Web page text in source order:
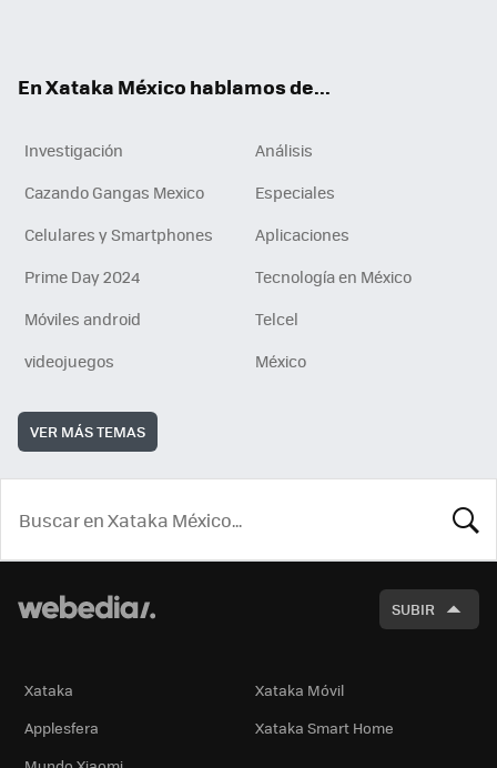
En Xataka México hablamos de...
Investigación
Análisis
Cazando Gangas Mexico
Especiales
Celulares y Smartphones
Aplicaciones
Prime Day 2024
Tecnología en México
Móviles android
Telcel
videojuegos
México
VER MÁS TEMAS
SUBIR
Xataka
Xataka Móvil
Applesfera
Xataka Smart Home